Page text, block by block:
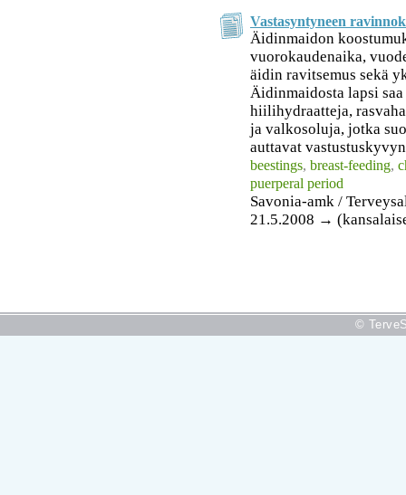
Vastasyntyneen
Äidinmaidon
vuorokaudenaika,
äidin ravitsemus sekä
Äidinmaidosta lapsi
hiilihydraatteja,
ja valkosoluja, jotka
auttavat
beestings, breast-feeding,
puerperal period
Savonia-amk /
21.5.2008 →
©